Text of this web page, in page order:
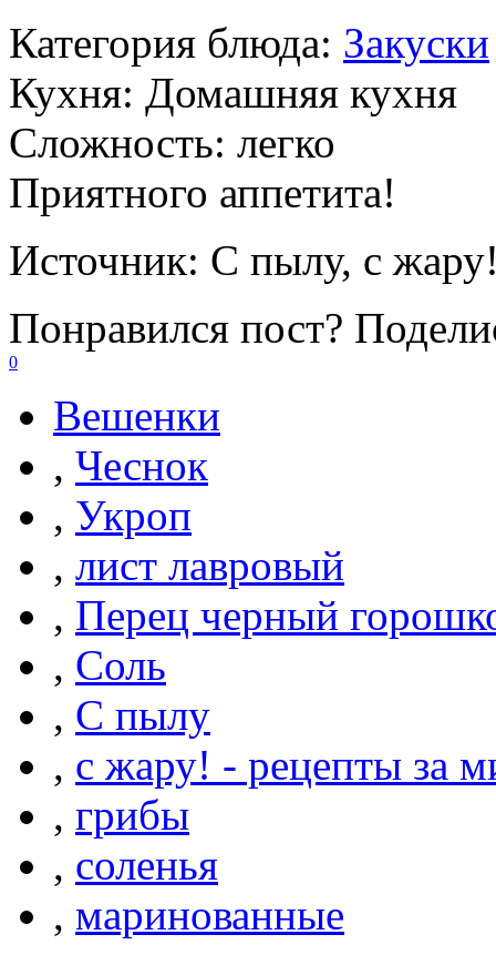
Категория блюда: Закуски
Кухня: Домашняя кухня
Сложность: легко
Приятного аппетита!
Источник: С пылу, с
Понравился пост?
0
Вешенки
, Чеснок
, Укроп
, лист лавровый
, Перец черный
, Соль
, С пылу
, с жару! - рецепты за
, грибы
, соленья
, маринованные